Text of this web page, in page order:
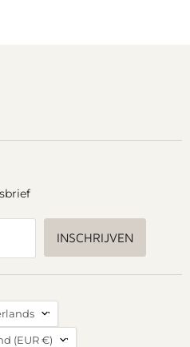
INSCHRIJVEN
(EUR €)